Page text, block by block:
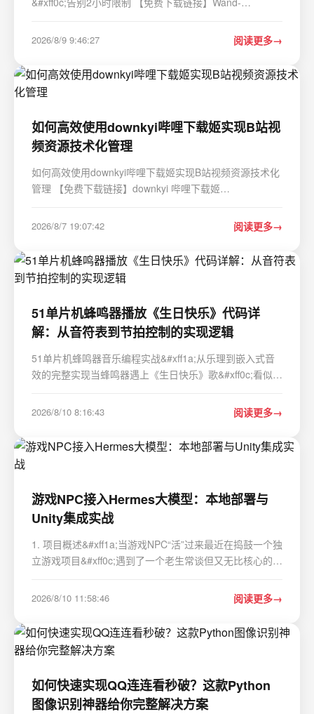
for Wand (WeMod) app 项目地址:
为Wand&#xff08;…
2026/8/9 9:46:27 阅读更多
如何高效使用downkyi哔哩下载姬实现B站视
频资源技术化管理
如何高效使用downkyi哔哩下载姬实现B站视频资源技术化
管理 【免费下载链接】downkyi 哔哩下载姬
批量下载&#xff0c;支持8K、HDR、杜比视界&#xff0c;提供工
2026/8/7 19:07:42 阅读更多
51单片机蜂鸣器播放《生日快乐》代码详
解：从音符表到节拍控制的实现逻辑
51单片机蜂鸣器音乐编程实战&#xff1a;从乐理到嵌入式音
效的完整实现当蜂鸣器遇上《生日快乐》歌&#xff0c;看似简
您深入51单片机的音频合成世界&#xff0c;从乐理基础到代
2026/8/10 8:16:43 阅读更多
游戏NPC接入Hermes大模型：本地部署与
Unity集成实战
1. 项目概述&#xff1a;当游戏NPC“活”过来最近在捣鼓一个独
立游戏项目&#xff0c;遇到了一个老生常谈但又无比核心的问
太“木”了。要么是预设好的几句台词来回倒腾&#xff0c;玩家
2026/8/10 11:58:46 阅读更多
如何快速实现QQ连连看秒破？这款Python
图像识别神器给你完整解决方案